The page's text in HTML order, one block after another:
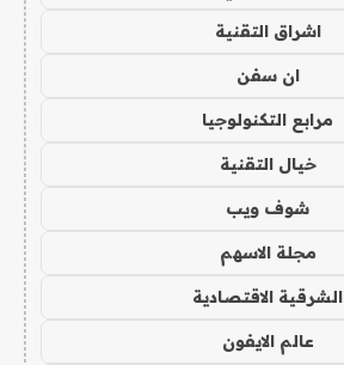
اشراق التقنية
ان سفن
مرابع التكنولوجيا
خيال التقنية
شوف ويب
مجلة الاسهم
الشرقية الاقتصادية
عالم الايفون